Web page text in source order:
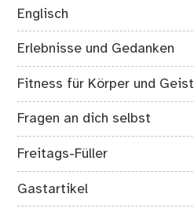
Englisch
Erlebnisse und Gedanken
Fitness für Körper und Geist
Fragen an dich selbst
Freitags-Füller
Gastartikel